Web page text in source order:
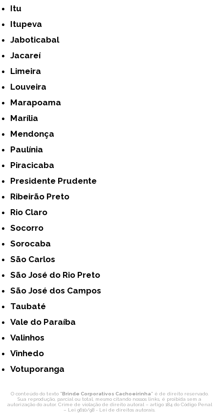
Itu
Itupeva
Jaboticabal
Jacareí
Limeira
Louveira
Marapoama
Marília
Mendonça
Paulínia
Piracicaba
Presidente Prudente
Ribeirão Preto
Rio Claro
Socorro
Sorocaba
São Carlos
São José do Rio Preto
São José dos Campos
Taubaté
Vale do Paraíba
Valinhos
Vinhedo
Votuporanga
O conteúdo do texto "Brinde Corporativos Cachoeirinha" é de direito reservado.
Sua reprodução, parcial ou total, mesmo citando nossos links, é proibida sem a
autorização do autor. Crime de violação de direito autoral – artigo 184 do Código Penal
– Lei 9610/98 - Lei de direitos autorais